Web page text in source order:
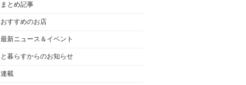
まとめ記事
おすすめのお店
最新ニュース＆イベント
と暮らすからのお知らせ
連載